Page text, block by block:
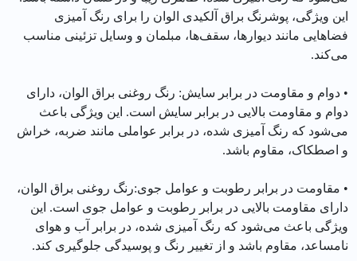
این ویژگی، پوشرنگ براق آلکیدی الوان را برای رنگ آمیزی
فضاهایی مانند دیوارها، سقف‌ها، مبلمان و وسایل تزئینی مناسب
می‌کند.
• دوام و مقاومت در برابر سایش: رنگ روغنی براق الوان، دارای
دوام و مقاومت بالایی در برابر سایش است. این ویژگی باعث
می‌شود که رنگ آمیزی شده، در برابر عواملی مانند ضربه، خراش
و اصطکاک، مقاوم باشد.
• مقاومت در برابر رطوبت و عوامل جوی:رنگ روغنی براق الوان،
دارای مقاومت بالایی در برابر رطوبت و عوامل جوی است. این
ویژگی باعث می‌شود که رنگ آمیزی شده، در برابر آب و هوای
نامساعد، مقاوم باشد و از تغییر رنگ و پوسیدگی جلوگیری کند.